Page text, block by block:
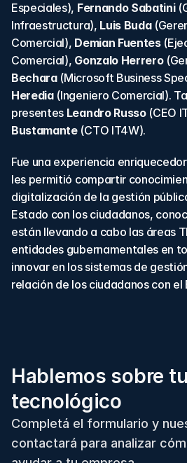
Especiales), Fernando Sabatini
Infraestructura), Luis Buda
Comercial), Demian Fuentes
Comercial), Gonzalo Herrero
Bechara (Microsoft Business
Heredia (Ingeniero Comercial).
presentes Leandro Russo (CEO
Bustamante (CTO IT4W).
Fue una experiencia
les permitió compartir
digitalización de la gestión
Estado con los ciudadanos,
están llevando a cabo las áreas
entidades gubernamentales en
innovar en los sistemas de
relación de los ciudadanos con el
Hablemos sobre
tecnológico
Completá el formulario y
contactará para analizar